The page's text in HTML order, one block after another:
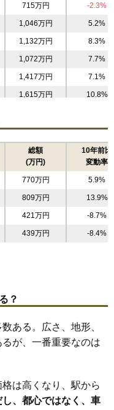
715万円 -2.3%
1,046万円 5.2%
1,132万円 8.3%
1,072万円 7.7%
1,417万円 7.1%
1,615万円 10.8%
783万円 7.1%
1,138万円 -1.7%
1,030万円 0.5%
574万円 2.1%
958万円 6.4%
655万円 -0.5%
874万円 10.3%
1,115万円 1.5%
414万円 -5.4%
929万円 15.0%
727万円 0.2%
691万円 5.6%
総額
(万円)
10年前比
変動率
770万円 5.9%
809万円 13.9%
421万円 -8.7%
439万円 -8.4%
？
ある。広さ、地形、
が、一番重要なのは
は高くなり、駅から
し、都心ではなく、車